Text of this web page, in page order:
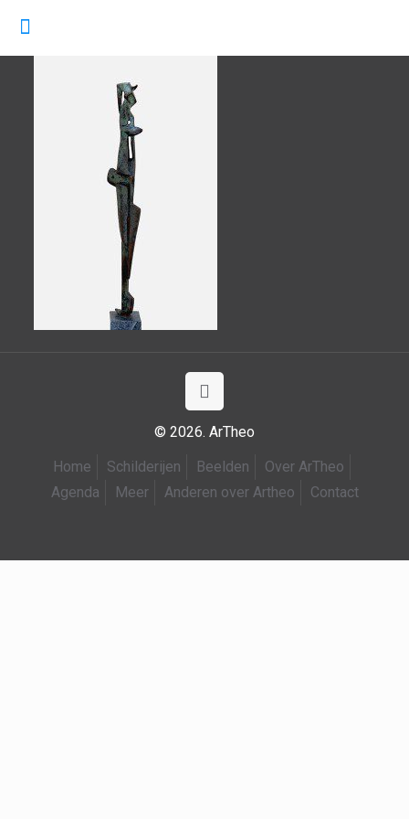
© 2026. ArTheo
Home
Schilderijen Beelden
Over ArTheo
Agenda
Meer Anderen over Artheo Contact